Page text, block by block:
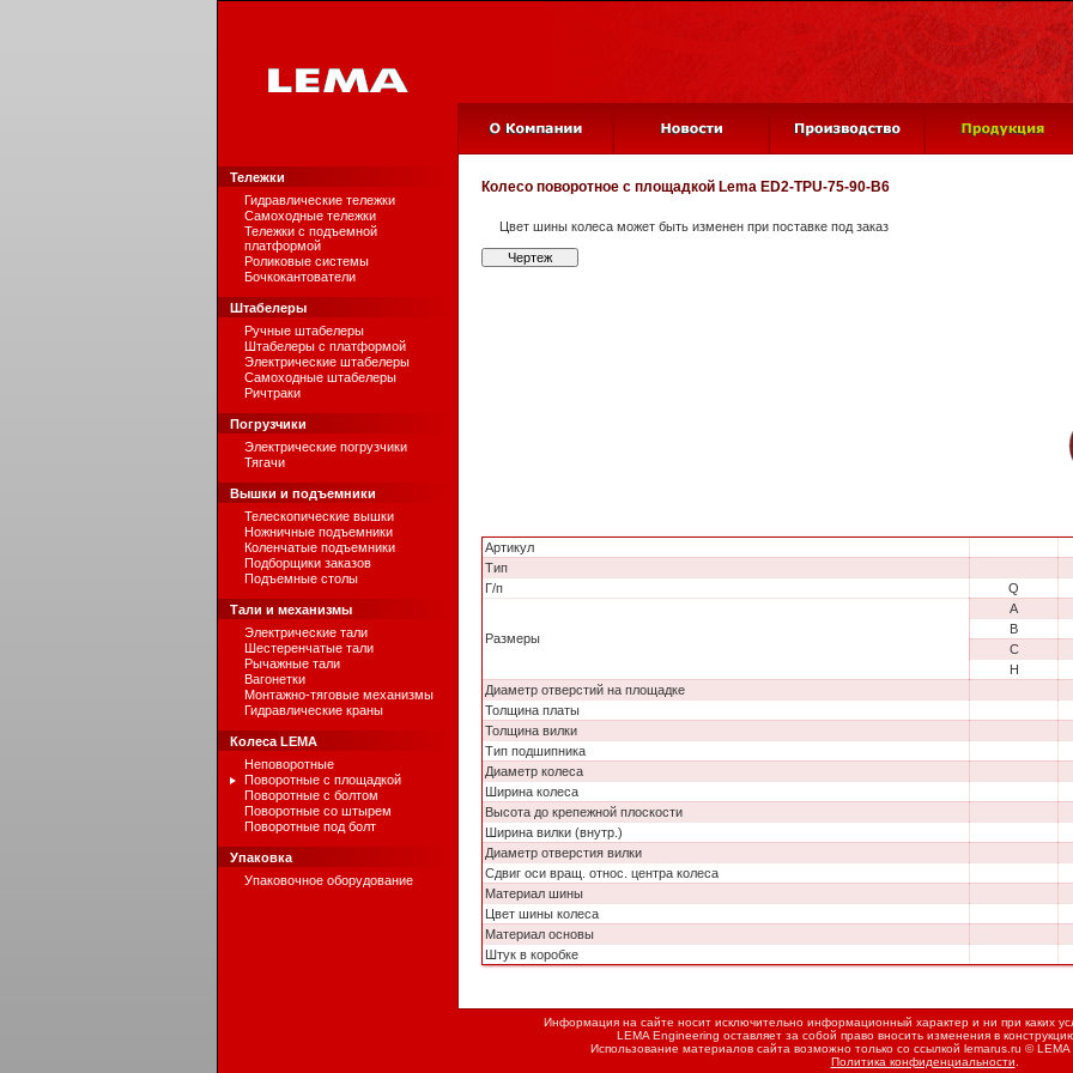
Тележки
Гидравлические тележки
Самоходные тележки
Тележки с подъемной
платформой
Роликовые системы
Бочкокантователи
Штабелеры
Ручные штабелеры
Штабелеры с платформой
Электрические штабелеры
Самоходные штабелеры
Ричтраки
Погрузчики
Электрические погрузчики
Тягачи
Вышки и подъемники
Телескопические вышки
Ножничные подъемники
Коленчатые подъемники
Подборщики заказов
Подъемные столы
Тали и механизмы
Электрические тали
Шестеренчатые тали
Рычажные тали
Вагонетки
Монтажно-тяговые механизмы
Гидравлические краны
Колеса LEMA
Неповоротные
Поворотные с площадкой
Поворотные с болтом
Поворотные со штырем
Поворотные под болт
Упаковка
Упаковочное оборудование
Колесо поворотное с площадкой Lema ED2-TPU-75-90-B6
Цвет шины колеса может быть изменен при поставке под заказ
Чертеж
Артикул
Тип
Г/п
Q
Размеры
A
B
C
H
Диаметр отверстий на площадке
Толщина платы
Толщина вилки
Тип подшипника
Диаметр колеса
Ширина колеса
Высота до крепежной плоскости
Ширина вилки (внутр.)
Диаметр отверстия вилки
Сдвиг оси вращ. относ. центра колеса
Материал шины
Цвет шины колеса
Материал основы
Штук в коробке
Информация на сайте носит исключительно информационный характер и ни при каких
LEMA Engineering оставляет за собой право вносить изменения в
Использование материалов сайта возможно только со ссылкой lemarus.ru ©
Политика конфиденциальности